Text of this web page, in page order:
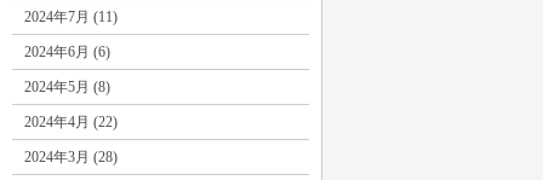
2024年7月 (11)
2024年6月 (6)
2024年5月 (8)
2024年4月 (22)
2024年3月 (28)